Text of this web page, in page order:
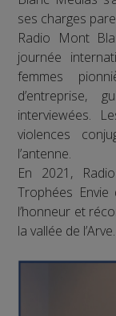
ses charges
Radio Mont
journée
femmes
d’entreprise,
interviewées.
violences
l’antenne.
En 2021,
Trophées Envie
l’honneur et
la vallée de l’Arve.